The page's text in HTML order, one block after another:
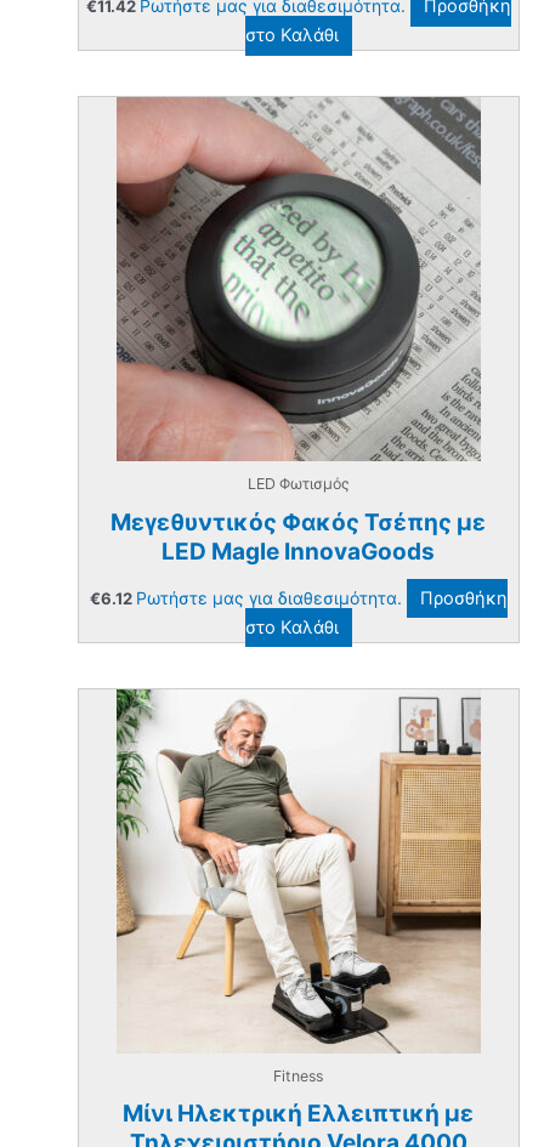
€11.42 Ρωτήστε μας για διαθεσιμότητα.
Προσθήκη
στο Καλάθι
LED Φωτισμός
Μεγεθυντικός Φακός Τσέπης με
LED Magle InnovaGoods
€6.12 Ρωτήστε μας για διαθεσιμότητα.
Προσθήκη
στο Καλάθι
Fitness
Μίνι Ηλεκτρική Ελλειπτική με